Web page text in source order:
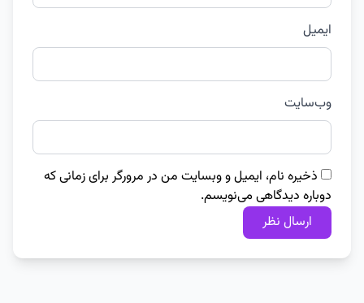
ایمیل
وب‌سایت
ذخیره نام، ایمیل و وبسایت من در مرورگر برای زمانی که
دوباره دیدگاهی می‌نویسم.